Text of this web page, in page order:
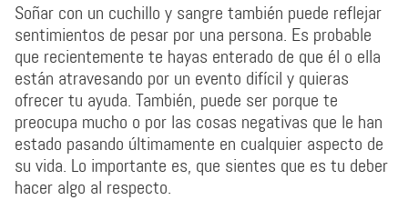
Soñar con un cuchillo y sangre también puede reflejar
sentimientos de pesar por una persona. Es probable
que recientemente te hayas enterado de que él o ella
están atravesando por un evento difícil y quieras
ofrecer tu ayuda. También, puede ser porque te
preocupa mucho o por las cosas negativas que le han
estado pasando últimamente en cualquier aspecto de
su vida. Lo importante es, que sientes que es tu deber
hacer algo al respecto.